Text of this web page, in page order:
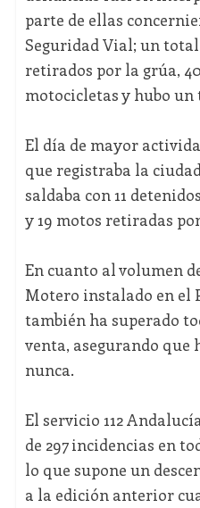
parte de ellas
Seguridad Vial; un
retirados por la grúa,
motocicletas y hubo un
El día de mayor
que registraba la
saldaba con 11
y 19 motos retiradas
En cuanto al volumen
Motero instalado en el
también ha superado
venta, asegurando que
nunca.
El servicio 112
de 297 incidencias en
lo que supone un
a la edición anterior